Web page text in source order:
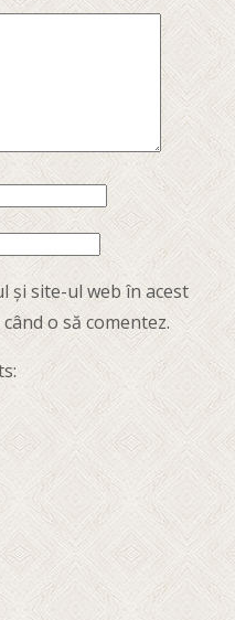
și site-ul web în acest
o să comentez.